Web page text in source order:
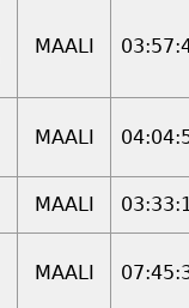
MAALI
MAALI
MAALI
MAALI